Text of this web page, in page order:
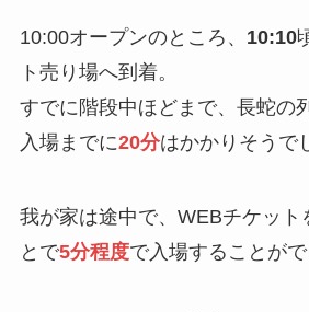
10:00オープンのところ、 10:10
ト売り場へ到着。
すでに階段中ほどまで、長蛇の
入場までに20分はかかりそうで
我が家は途中で、WEBチケット
とで5分程度で入場することがで